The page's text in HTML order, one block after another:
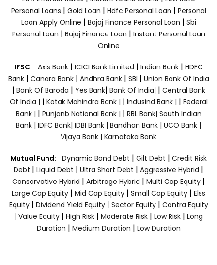
Personal Loans | Gold Loan | Hdfc Personal Loan | Personal
Loan Apply Online | Bajaj Finance Personal Loan | Sbi
Personal Loan | Bajaj Finance Loan | Instant Personal Loan
Online
IFSC: Axis Bank | ICICI Bank Limited | Indian Bank | HDFC
Bank| Canara Bank | Andhra Bank| SBI | Union Bank Of India
| Bank Of Baroda | Yes Bank| Bank Of India| | Central Bank
Of India | | Kotak Mahindra Bank | | Indusind Bank | | Federal
Bank | | Punjanb National Bank | | RBL Bank| South Indian
Bank | IDFC Bank| IDBI Bank | Bandhan Bank | UCO Bank |
Vijaya Bank | Karnataka Bank
Mutual Fund: Dynamic Bond Debt | Gilt Debt | Credit Risk
Debt | Liquid Debt | Ultra Short Debt | Aggressive Hybrid |
Conservative Hybrid | Arbitrage Hybrid | Multi Cap Equity |
Large Cap Equity | Mid Cap Equity | Small Cap Equity | Elss
Equity| Dividend Yield Equity| Sector Equity | Contra Equity
| Value Equity | High Risk | Moderate Risk | Low Risk | Long
Duration | Medium Duration | Low Duration